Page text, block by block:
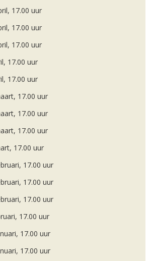
17.00 uur
17.00 uur
17.00 uur
17.00 uur
17.00 uur
17.00 uur
17.00 uur
17.00 uur
17.00 uur
17.00 uur
17.00 uur
17.00 uur
17.00 uur
17.00 uur
17.00 uur